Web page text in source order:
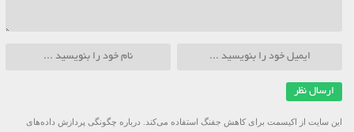
این سایت از اکیسمت برای کاهش جفنگ استفاده می‌کند. درباره چگونگی پردازش داده‌های